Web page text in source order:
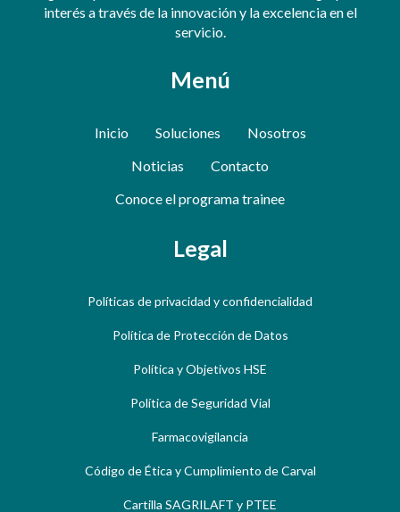
interés a través de la innovación y la excelencia en el
servicio.
Menú
Inicio Soluciones
Nosotros
Noticias
Contacto
Conoce el programa trainee
Legal
Políticas de privacidad y confidencialidad
Política de Protección de Datos
Política y Objetivos HSE
Política de Seguridad Vial
Farmacovigilancia
Código de Ética y Cumplimiento de Carval
Cartilla SAGRILAFT y PTEE